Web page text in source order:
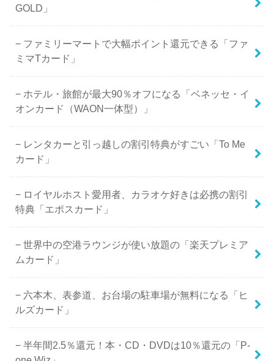
GOLD」
ファミリーマートで大幅ポイント還元できる「ファ
ミマTカード」
ホテル・旅館が最大90％オフになる「ベネッセ・イ
オンカード（WAON一体型）」
レンタカーと引っ越しの割引特典がすごい「To Me
カード」
ロイヤルホスト愛用者、カラオケ好きは必携の割引
特典「エポスカード」
世界中の空港ラウンジが使い放題の「楽天プレミア
ムカード」
六本木、表参道、お台場の駐車場が無料になる「ヒ
ルズカード」
半年間2.5％還元！本・CD・DVDは10％還元の「P-